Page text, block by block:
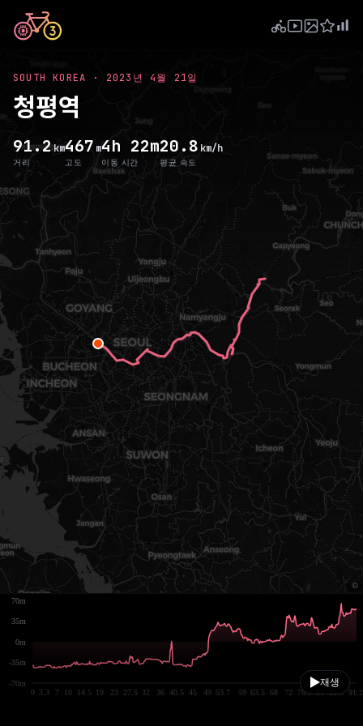
SOUTH KOREA · 2023년 4월 21일
청평역
91.2km
거리
467 m
고도
4h 22m
이동 시간
20.8 km/h
평균 속도
재생
0 3.3 7 10 14.5 19 23 27.5 32 36 40.5 45 49 53.7 59 63.5 68 72 76.5 81 85.5 91.2
-70m
-35m
0m
35m
70m